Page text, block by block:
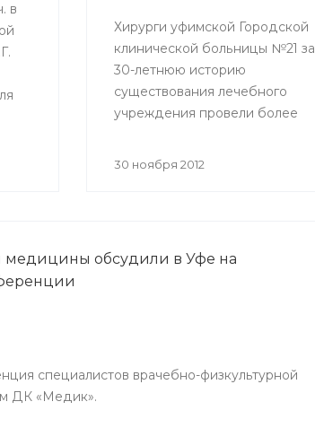
в
Хирурги уфимской Городской
клинической больницы №21 за
30-летнюю историю
существования лечебного
учреждения провели более
перевязочных и операционных
30 ноября 2012
медицины обсудили в Уфе на
специалистов врачебно-физкультурной
ДК «Медик».